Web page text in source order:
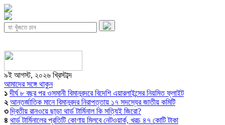
৯ই আগস্ট, ২০২৬ খ্রিস্টাব্দ
আমাদের সঙ্গে থাকুন
১ দীর্ঘ ৮ বছর পর ওসমানী বিমানবন্দরে বিদেশি এয়ারলাইন্সের নিয়মিত ফ্লাইট
২ আন্তর্জাতিক মানে বিমানবন্দর নিরাপত্তায় ১৭ সদস্যের জাতীয় কমিটি
৩ দ্বিতীয় রানওয়ে ছাড়া থার্ড টার্মিনাল কি সত্যিই জিরো?
৪ থার্ড টার্মিনালের প্রতিটি কোণায় মিলবে নেটওয়ার্ক, খরচ ৪৭ কোটি টাকা